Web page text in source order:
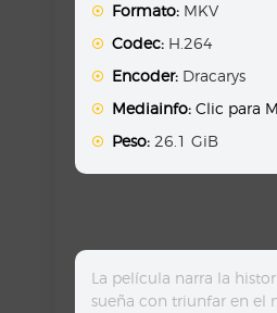
Formato: MKV
Codec: H.264
Encoder: Dracarys
Mediainfo: Clic para
Peso: 26.1 GiB
La película narra la
sueña con triunfar en el